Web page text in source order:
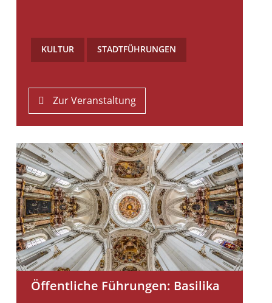
KULTUR STADTFÜHRUNGEN
Zur Veranstaltung
Öffentliche Führungen: Basilika